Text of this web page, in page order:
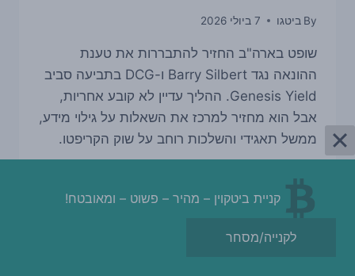
By ביטגו 7 ביולי 2026
שופט בארה"ב החזיר להתבררות את טענת
ההונאה נגד Barry Silbert ו-DCG בתביעה סביב
Genesis Yield. ההליך עדיין לא קובע אחריות,
אבל הוא מחזיר למרכז את השאלות על גילוי מידע,
ממשל תאגידי והשלכות רוחב על שוק הקריפטו.
החזיר
את
קניית ביטקוין – מהיר – פשוט – ומאובטח!
לקנייה/מסחר